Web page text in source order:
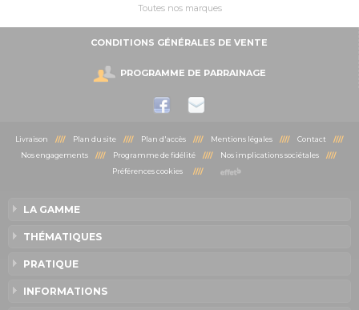
Toutes nos marques
CONDITIONS GÉNÉRALES DE VENTE
PROGRAMME DE PARRAINAGE
Livraison //// Plan du site //// Plan d'accès //// Mentions légales //// Contact ////
Nos engagements//// Programme de fidélité//// Nos implications sociétales////
Préférences cookies
////
LA GAMME
THÉMATIQUES
PRATIQUE
INFORMATIONS